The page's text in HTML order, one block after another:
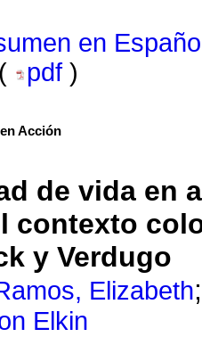
en
pdf )
Acción
de vida en
contexto
y Verdugo
Elizabeth
Elkin